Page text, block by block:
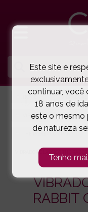
VIBRADORES COM
VIBRADOR CLÁSSICO THE
RABBIT
Este site e
continuar, você
18 anos de
este o mesmo
de natureza
Tenho